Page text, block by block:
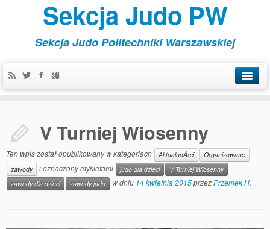
Sekcja Judo PW
Sekcja Judo Politechniki Warszawskiej
Organizowane
Szkoleniowe
V Turniej Wiosenny
Ten wpis został opublikowany w kategoriach AktualnoÅ›ci
Organizowane
zawody
i oznaczony etykietami judo dla dzieci
V Turniej Wiosenny
zawody dla dzieci
zawody judo w dniu 14 kwietnia 2015przezPrzemek H.